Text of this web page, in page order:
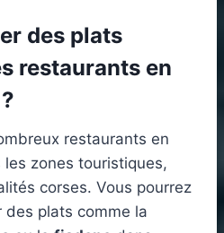
des plats
restaurants en
restaurants en
zones touristiques,
corses. Vous pourrez
plats comme la